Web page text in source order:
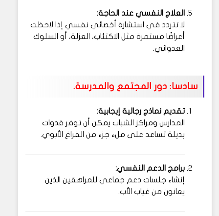
العلاج النفسي عند الحاجة:
لا تتردد في استشارة أخصائي نفسي إذا لاحظت
أعراضًا مستمرة مثل الاكتئاب، العزلة، أو السلوك
العدواني.
سادسا: دور المجتمع والمدرسة.
تقديم نماذج رجالية إيجابية:
المدارس ومراكز الشباب يمكن أن توفر قدوات
بديلة تساعد على ملء جزء من الفراغ الأبوي.
برامج الدعم النفسي:
إنشاء جلسات دعم جماعي للمراهقين الذين
يعانون من غياب الأب.